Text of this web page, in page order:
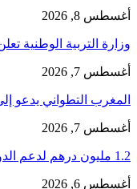
أغسطس 8, 2026
وزارة التربية الوطنية
أغسطس 7, 2026
المغرب التطواني يدعو
أغسطس 7, 2026
1.2 مليون درهم لدعم الدورة الـ31 لمهرجان تطوان لسينما البحر…
أغسطس 6, 2026